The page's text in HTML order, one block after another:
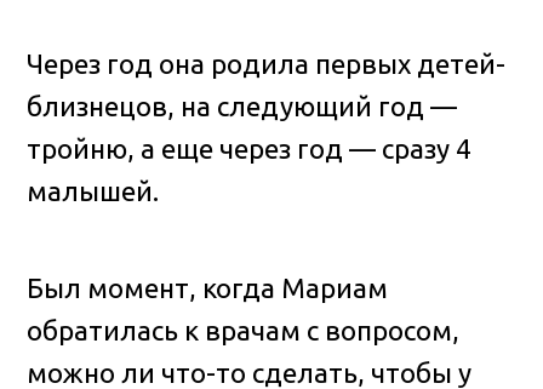
Через год она родила первых детей-
близнецов, на следующий год —
тройню, а еще через год — сразу 4
малышей.
Был момент, когда Мариам
обратилась к врачам с вопросом,
можно ли что-то сделать, чтобы у